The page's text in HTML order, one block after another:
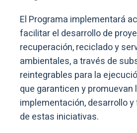
El Programa implementará
facilitar el desarrollo de
recuperación, reciclado y
ambientales, a través de
reintegrables para la
que garanticen y promuevan
implementación, desarrollo
de estas iniciativas.